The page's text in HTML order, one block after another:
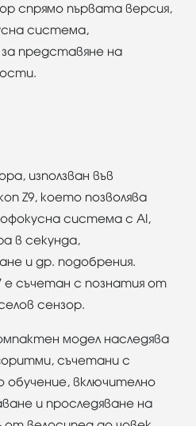
спрямо първата версия,
система,
представяне на
използван във
Z9, което позволява
система с AI,
в секунда,
и др. подобрения.
е съчетан с познатия от
сензор.
модел наследява
съчетани с
обучение, включително
и проследяване на